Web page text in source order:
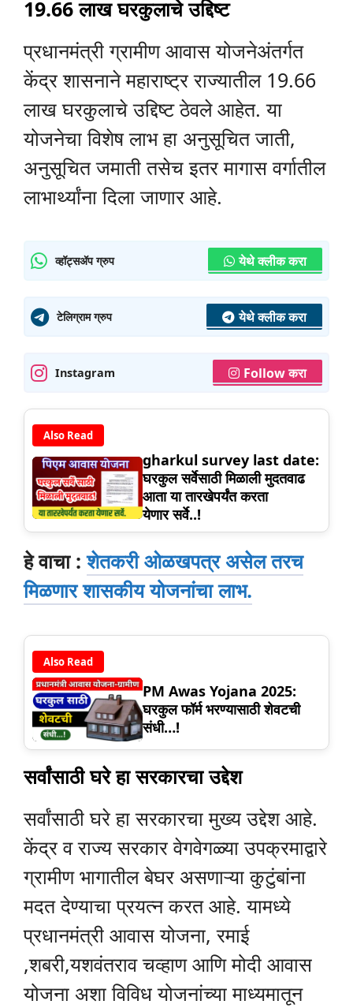
19.66 लाख घरकुलाचे उद्दिष्ट
प्रधानमंत्री ग्रामीण आवास योजनेअंतर्गत
केंद्र शासनाने महाराष्ट्र राज्यातील 19.66
लाख घरकुलाचे उद्दिष्ट ठेवले आहेत. या
योजनेचा विशेष लाभ हा अनुसूचित जाती,
अनुसूचित जमाती तसेच इतर मागास वर्गातील
लाभार्थ्यांना दिला जाणार आहे.
व्हॉट्सॲप ग्रुप येथे क्लीक करा
टेलिग्राम ग्रुप येथे क्लीक करा
Instagram Follow करा
Also Read
gharkul survey last date:
घरकुल सर्वेसाठी मिळाली मुदतवाढ
आता या तारखेपर्यंत करता
येणार सर्वे..!
हे वाचा :शेतकरी ओळखपत्र असेल तरच
मिळणार शासकीय योजनांचा लाभ.
Also Read
PM Awas Yojana 2025:
घरकुल फॉर्म भरण्यासाठी शेवटची
संधी…!
सर्वांसाठी घरे हा सरकारचा उद्देश
सर्वांसाठी घरे हा सरकारचा मुख्य उद्देश आहे.
केंद्र व राज्य सरकार वेगवेगळ्या उपक्रमाद्वारे
ग्रामीण भागातील बेघर असणाऱ्या कुटुंबांना
मदत देण्याचा प्रयत्न करत आहे. यामध्ये
प्रधानमंत्री आवास योजना, रमाई
,शबरी,यशवंतराव चव्हाण आणि मोदी आवास
योजना अशा विविध योजनांच्या माध्यमातून